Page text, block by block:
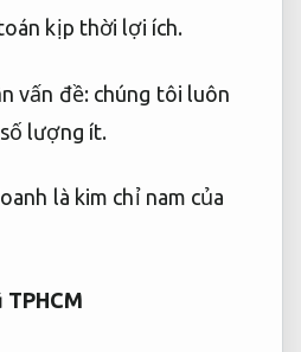
kịp thời lợi ích.
vấn đề: chúng tôi luôn
lượng ít.
là kim chỉ nam của
TPHCM